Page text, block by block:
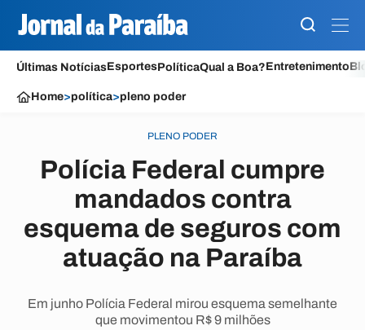
Últimas NotíciasEsportesPolíticaQual a Boa?Entretenimento
Home>política>pleno poder
PLENO PODER
Polícia Federal cumpre
mandados contra
esquema de seguros com
atuação na Paraíba
Em junho Polícia Federal mirou esquema semelhante
que movimentou R$ 9 milhões